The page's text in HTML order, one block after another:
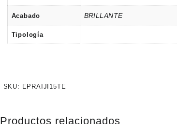
Acabado BRILLANTE
Tipología
SKU: EPRAIJI15TE
Productos relacionados